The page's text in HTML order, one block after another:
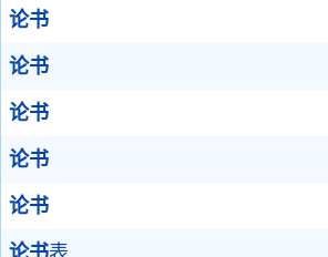
论书
论书
论书
论书
论书
论书表